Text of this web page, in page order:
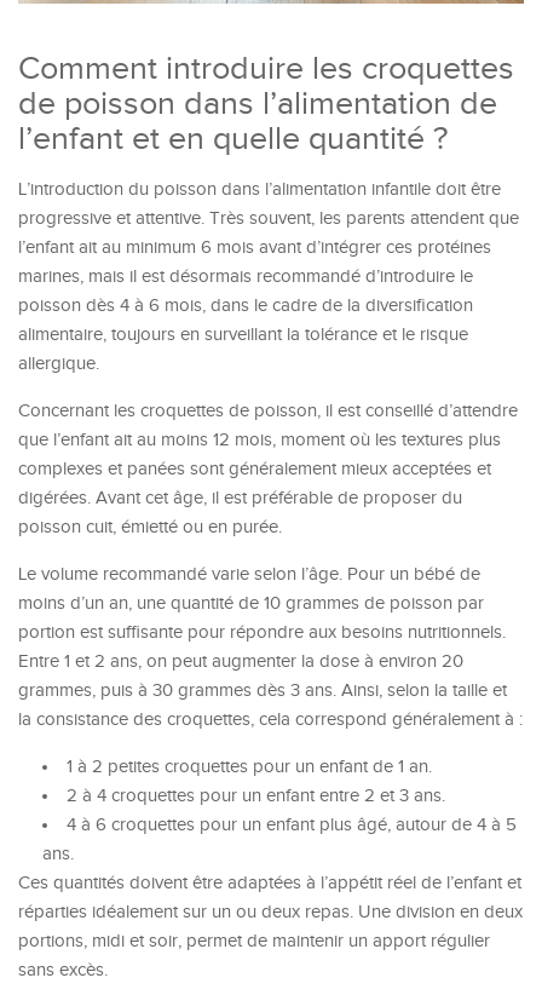
Comment introduire les croquettes
de poisson dans l’alimentation de
l’enfant et en quelle quantité ?
L’introduction du poisson dans l’alimentation infantile doit être
progressive et attentive. Très souvent, les parents attendent que
l’enfant ait au minimum 6 mois avant d’intégrer ces protéines
marines, mais il est désormais recommandé d’introduire le
poisson dès 4 à 6 mois, dans le cadre de la diversification
alimentaire, toujours en surveillant la tolérance et le risque
allergique.
Concernant les croquettes de poisson, il est conseillé d’attendre
que l’enfant ait au moins 12 mois, moment où les textures plus
complexes et panées sont généralement mieux acceptées et
digérées. Avant cet âge, il est préférable de proposer du
poisson cuit, émietté ou en purée.
Le volume recommandé varie selon l’âge. Pour un bébé de
moins d’un an, une quantité de 10 grammes de poisson par
portion est suffisante pour répondre aux besoins nutritionnels.
Entre 1 et 2 ans, on peut augmenter la dose à environ 20
grammes, puis à 30 grammes dès 3 ans. Ainsi, selon la taille et
la consistance des croquettes, cela correspond généralement à :
1 à 2 petites croquettes pour un enfant de 1 an.
2 à 4 croquettes pour un enfant entre 2 et 3 ans.
4 à 6 croquettes pour un enfant plus âgé, autour de 4 à 5
ans.
Ces quantités doivent être adaptées à l’appétit réel de l’enfant et
réparties idéalement sur un ou deux repas. Une division en deux
portions, midi et soir, permet de maintenir un apport régulier
sans excès.